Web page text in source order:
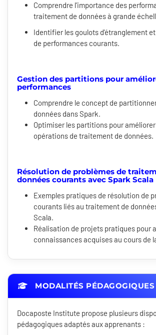
Comprendre l'importance des
traitement de données à grande
Identifier les goulots d'étranglement
de performances courants.
Gestion des partitions pour
performances
Comprendre le concept de
données dans Spark.
Optimiser les partitions pour
opérations de traitement de données.
Résolution de problèmes de
données courants avec Spark Scala
Exemples pratiques de résolution de
courants liés au traitement de
Scala.
Réalisation de projets pratiques pour
connaissances acquises au cours de
MODALITÉS PÉDAGOGIQUES
Docaposte Institute propose plusieurs
pédagogiques adaptés aux apprenants :